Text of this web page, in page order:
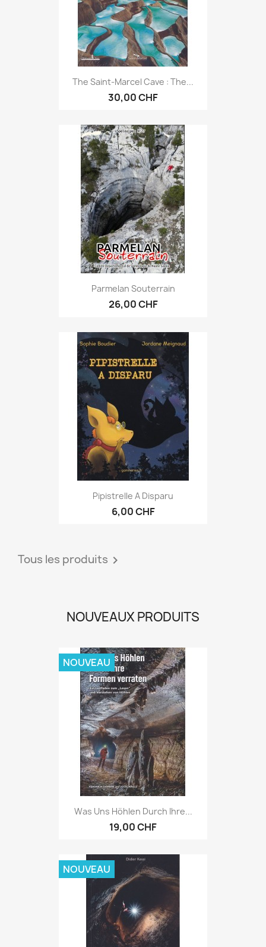
The Saint-Marcel Cave : The...
30,00 CHF
Parmelan Souterrain
26,00 CHF
Pipistrelle A Disparu
6,00 CHF
Tous les produits 
NOUVEAUX PRODUITS
Was Uns Höhlen Durch Ihre...
19,00 CHF
NOUVEAU
NOUVEAU